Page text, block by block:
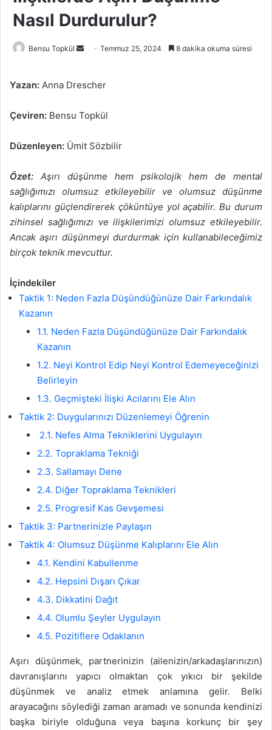
Nasıl Durdurulur?
Bensu Topkül
Bir
göndermek
Temmuz 25, 2024 8 dakika okuma süresi
Yazan: Anna Drescher
Çeviren: Bensu Topkül
Düzenleyen: Ümit Sözbilir
Özet: Aşırı düşünme hem psikolojik hem de mental
sağlığımızı olumsuz etkileyebilir ve olumsuz düşünme
kalıplarını güçlendirerek çöküntüye yol açabilir. Bu durum
zihinsel sağlığımızı ve ilişkilerimizi olumsuz etkileyebilir.
Ancak aşırı düşünmeyi durdurmak için kullanabileceğimiz
birçok teknik mevcuttur.
İçindekiler
Taktik 1: Neden Fazla Düşündüğünüze Dair Farkındalık
Kazanın
1.1. Neden Fazla Düşündüğünüze Dair Farkındalık
Kazanın
1.2. Neyi Kontrol Edip Neyi Kontrol Edemeyeceğinizi
Belirleyin
1.3. Geçmişteki İlişki Acılarını Ele Alın
Taktik 2: Duygularınızı Düzenlemeyi Öğrenin
2.1. Nefes Alma Tekniklerini Uygulayın
2.2. Topraklama Tekniği
2.3. Sallamayı Dene
2.4. Diğer Topraklama Teknikleri
2.5. Progresif Kas Gevşemesi
Taktik 3: Partnerinizle Paylaşın
Taktik 4: Olumsuz Düşünme Kalıplarını Ele Alın
4.1. Kendini Kabullenme
4.2. Hepsini Dışarı Çıkar
4.3. Dikkatini Dağıt
4.4. Olumlu Şeyler Uygulayın
4.5. Pozitiflere Odaklanın
Aşırı düşünmek, partnerinizin (ailenizin/arkadaşlarınızın)
davranışlarını yapıcı olmaktan çok yıkıcı bir şekilde
düşünmek ve analiz etmek anlamına gelir. Belki
arayacağını söylediği zaman aramadı ve sonunda kendinizi
başka biriyle olduğuna veya başına korkunç bir şey